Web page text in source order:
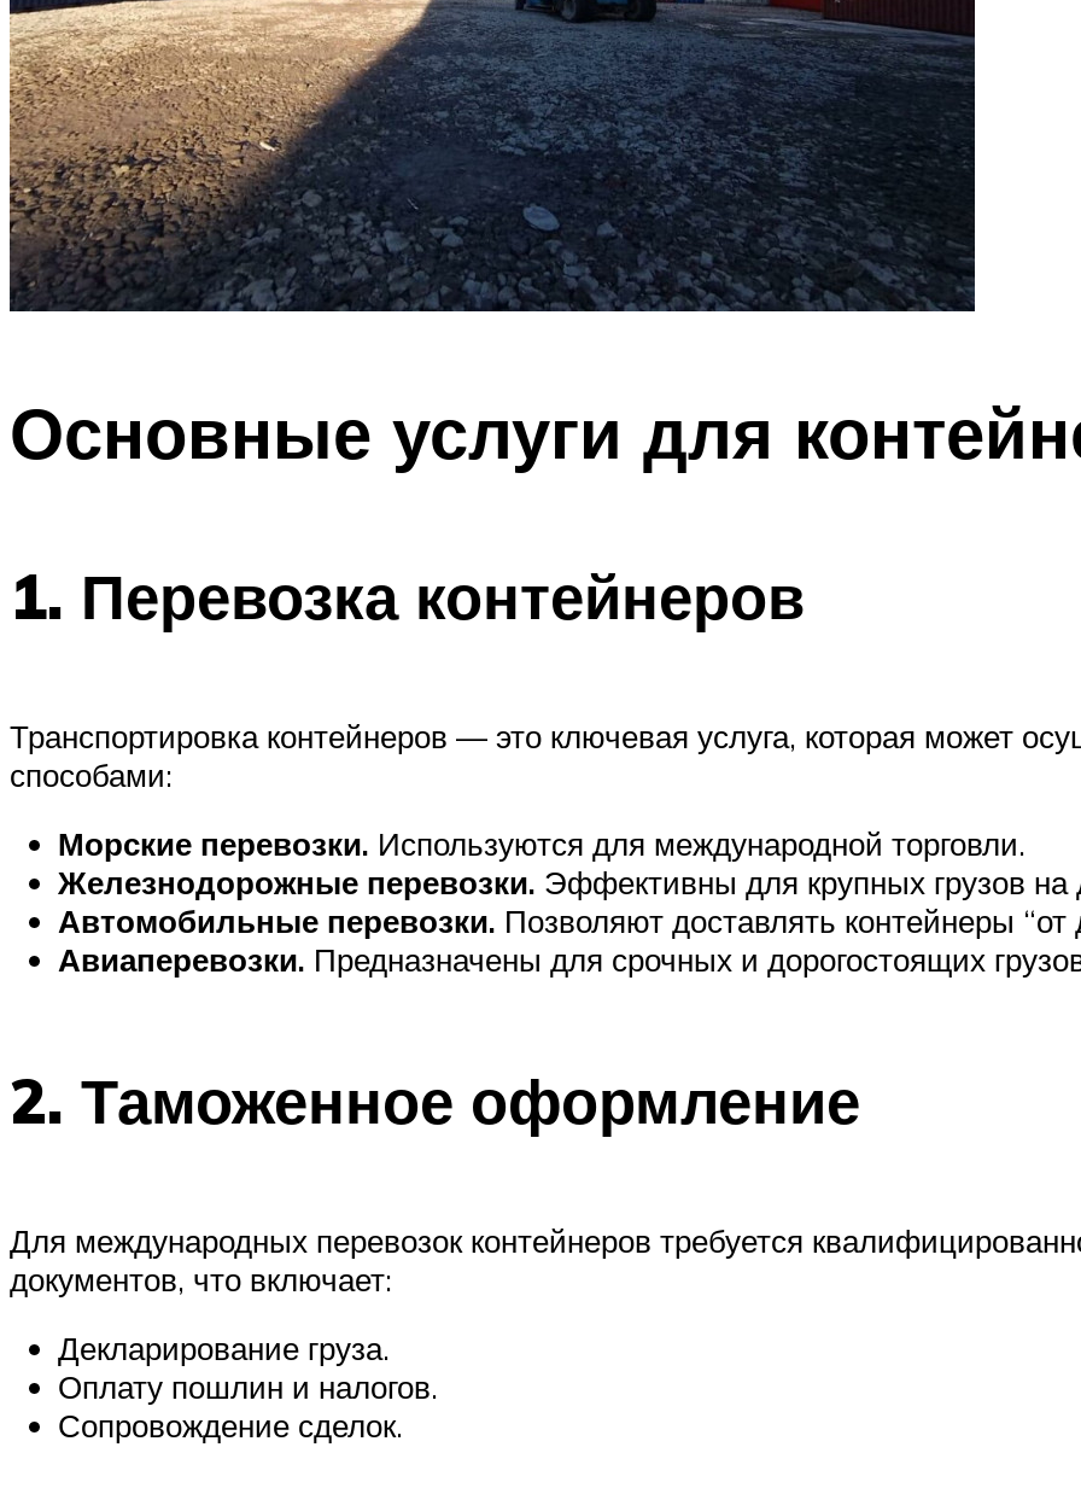
Основные услуги для
1. Перевозка контейнеров
Транспортировка контейнеров — это ключевая услуга, которая может
способами:
Морские перевозки. Используются для международной торговли.
Железнодорожные перевозки. Эффективны для крупных грузов на
Автомобильные перевозки. Позволяют доставлять контейнеры
Авиаперевозки. Предназначены для срочных и дорогостоящих
2. Таможенное оформление
Для международных перевозок контейнеров требуется
документов, что включает:
Декларирование груза.
Оплату пошлин и налогов.
Сопровождение сделок.